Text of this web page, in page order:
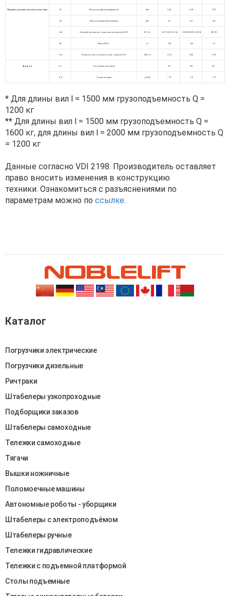
Параметры электрической системы 6.1 Мощность двигателя движения кВт 0,65 0,65 0,75
6.2 Мощность двигателя подъема кВт 0,5 0,5 0,8
6.4 Напряжение питания, номинальная емкость АКБ В/ А∙ч 24/ 15 (20, 30, 36) 24/ 20 (24/30, 24/36) 48/ 20
6.5 Масса АКБ кг 4,4 4,6 7,5
6.6 Потребление энергии в соотв. с циклом VDI кВт∙ч/ч 0,14 0,22 0,18
Другое 8.1 Тип управления ходом DC DC DC
8.4 Уровень шума дБ(А) < 70 < 70 < 70
* Для длины вил l = 1500 мм грузоподъемность Q =
1200 кг
** Для длины вил l = 1500 мм грузоподъемность Q =
1600 кг, для длины вил l = 2000 мм грузоподъемность Q
= 1200 кг
Данные согласно VDI 2198. Производитель оставляет
право вносить изменения в конструкцию
техники. Ознакомиться с разъяснениями по
параметрам можно по ссылке.
Каталог
Погрузчики электрические
Погрузчики дизельные
Ричтраки
Штабелеры узкопроходные
Подборщики заказов
Штабелеры самоходные
Тележки самоходные
Тягачи
Вышки ножничные
Поломоечные машины
Автономные роботы - уборщики
Штабелеры c электроподъёмом
Штабелеры ручные
Тележки гидравлические
Тележки с подъемной платформой
Столы подъемные